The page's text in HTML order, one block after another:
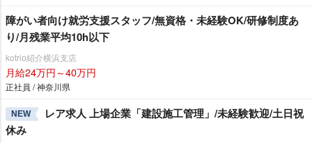
障がい者向け就労支援スタッフ/無資格・未経験OK/研修制度あ
り/月残業平均10h以下
kotrio紹介横浜支店
月給24万円～40万円
正社員 / 神奈川県
NEW
レア求人 上場企業「建設施工管理」/未経験歓迎/土日祝
休み